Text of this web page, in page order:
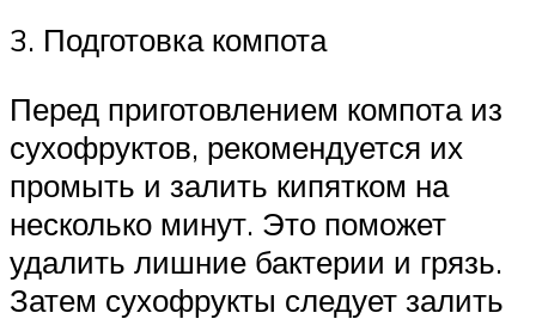
3. Подготовка компота
Перед приготовлением компота из
сухофруктов, рекомендуется их
промыть и залить кипятком на
несколько минут. Это поможет
удалить лишние бактерии и грязь.
Затем сухофрукты следует залить